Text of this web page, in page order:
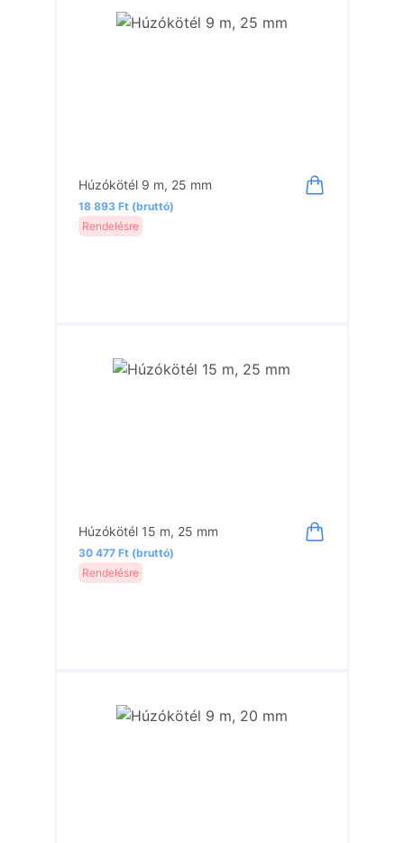
Húzókötél 9 m, 25 mm
18 893 Ft (bruttó)
Rendelésre
Húzókötél 15 m, 25 mm
30 477 Ft (bruttó)
Rendelésre